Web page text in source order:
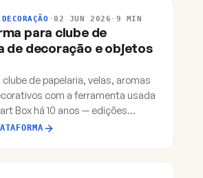
·02 JUN 2026 · 9 MIN
para clube de
de decoração e objetos
de papelaria, velas, aromas
com a ferramenta usada
Box há 10 anos — edições
temáticas nativas.